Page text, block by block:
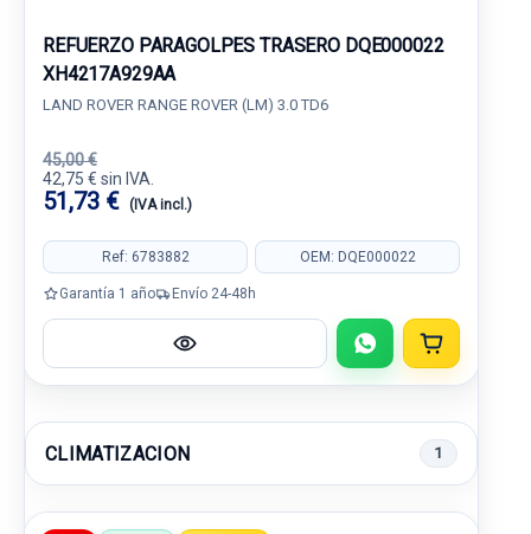
REFUERZO PARAGOLPES TRASERO DQE000022
XH4217A929AA
LAND ROVER RANGE ROVER (LM) 3.0 TD6
45,00 €
42,75 € sin IVA.
51,73 € (IVA incl.)
Ref: 6783882 OEM: DQE000022
Garantía 1 año Envío 24-48h
CLIMATIZACION 1